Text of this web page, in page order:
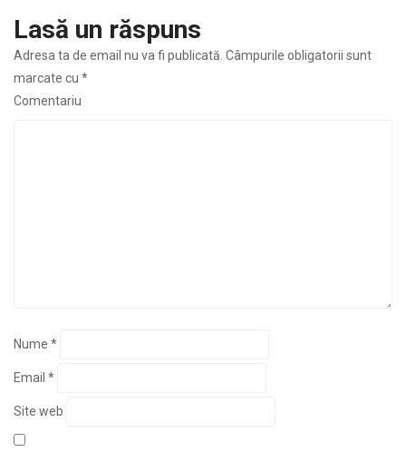
Lasă un răspuns
Adresa ta de email nu va fi publicată. Câmpurile obligatorii sunt
marcate cu *
Comentariu
Nume *
Email *
Site web